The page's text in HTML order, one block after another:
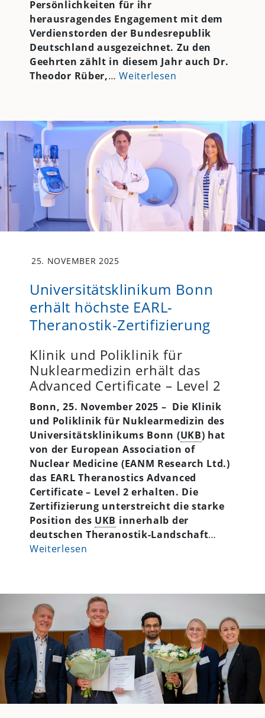
Persönlichkeiten für ihr
herausragendes Engagement mit dem
Verdienstorden der Bundesrepublik
Deutschland ausgezeichnet. Zu den
Geehrten zählt in diesem Jahr auch Dr.
Theodor Rüber,…Weiterlesen
25. NOVEMBER 2025
Universitätsklinikum Bonn
erhält höchste EARL-
Theranostik-Zertifizierung
Klinik und Poliklinik für
Nuklearmedizin erhält das
Advanced Certificate – Level 2
Bonn, 25. November 2025 – Die Klinik
und Poliklinik für Nuklearmedizin des
Universitätsklinikums Bonn (UKB) hat
von der European Association of
Nuclear Medicine (EANM Research Ltd.)
das EARL Theranostics Advanced
Certificate – Level 2 erhalten. Die
Zertifizierung unterstreicht die starke
Position des UKB innerhalb der
deutschen Theranostik-Landschaft…
Weiterlesen